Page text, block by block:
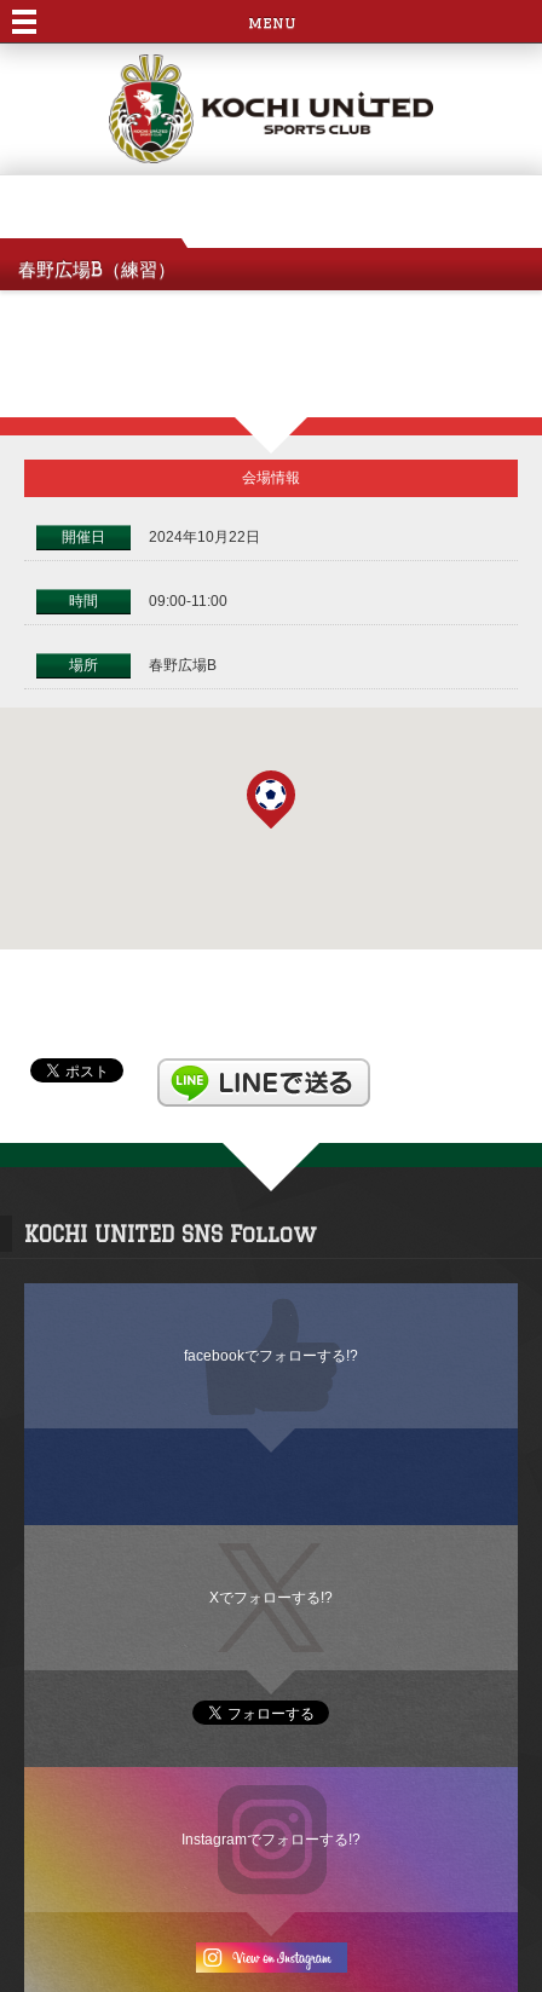
menu
春野広場B（練習）
会場情報
開催日 2024年10月22日
時間 09:00-11:00
場所 春野広場B
KOCHI UNITED SNS Follow
facebookでフォローする!?
Xでフォローする!?
Instagramでフォローする!?